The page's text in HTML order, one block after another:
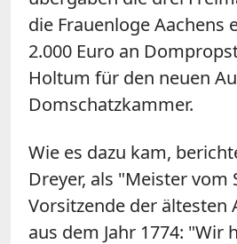
die Frauenloge Aachens
2.000 Euro an
Holtum für den neuen
Domschatzkammer.
Wie es dazu kam,
Dreyer, als "Meister vom
Vorsitzende der ältesten
aus dem Jahr 1774: "Wir